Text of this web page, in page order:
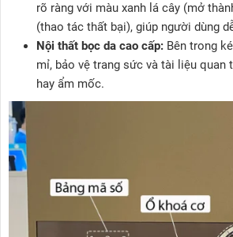
rõ ràng với màu xanh lá cây (mở
(thao tác thất bại), giúp người dùng
Nội thất bọc da cao cấp: Bên trong
mỉ, bảo vệ trang sức và tài liệu quan
hay ẩm mốc.